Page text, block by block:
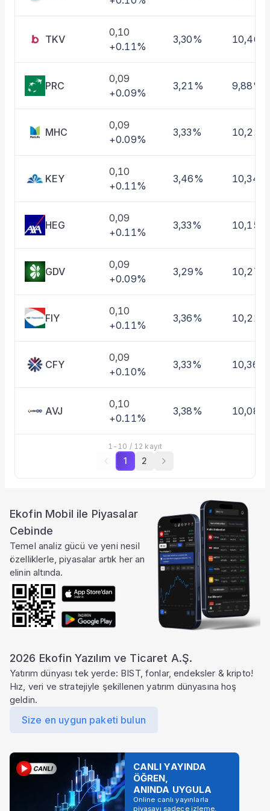
TKV
0,10
+0.11%
3,30% 10,46%
PRC
0,09
+0.09%
3,21% 9,88%
MHC
0,09
+0.09%
3,33% 10,22%
KEY
0,10
+0.11%
3,46% 10,34%
HEG
0,09
+0.11%
3,33% 10,15%
GDV
0,09
+0.09%
3,29% 10,27%
FIY
0,10
+0.11%
3,36% 10,21%
CFY
0,09
+0.10%
3,33% 10,36%
AVJ
0,10
+0.11%
3,38% 10,08%
1 - 10 / 12 kayıt
1 2
Ekofin Mobil ile Piyasalar
Cebinde
Temel analiz gücü ve yeni nesil
özelliklerle, piyasalar artık her an
elinin altında.
2026 Ekofin Yazılım ve Ticaret A.Ş.
Yatırım dünyası tek yerde: BIST, fonlar, endeksler & kripto!
Hız, veri ve stratejiyle şekillenen yatırım dünyasına hoş
geldin.
Size en uygun paketi bulun
CANLI YAYINDA
ÖĞREN,
ANINDA UYGULA
Online canlı yayınlarla
piyasayı sadece izleme,